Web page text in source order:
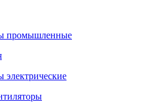
промышленные
электрические